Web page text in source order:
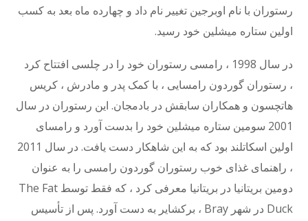
رستوران با نام اوبرجین تغییر نام داد و چهارده ماه بعد به کسب
اولین ستاره میشلین خود رسید.
در سال 1998 ، رامسی رستوران خود را در چلسی افتتاح کرد
، رستوران گوردون رامسایی ، با کمک پدر و مادرش ، کریس
هاتچسون و همکاران سابقش در بادمجان. این رستوران در سال
2001 سومین ستاره میشلین خود را بدست آورد و رامسای
اولین اسکاتلند بود که به این شاهکار دست یافت. در سال 2011
، راهنمای غذای خوب رستوران گوردون رامسی را به عنوان
دومین بریتانیا در بریتانیا معرفی کرد ، که فقط توسط The Fat
Duck در شهر Bray ، برکشایر به دست آورد. پس از تأسیس